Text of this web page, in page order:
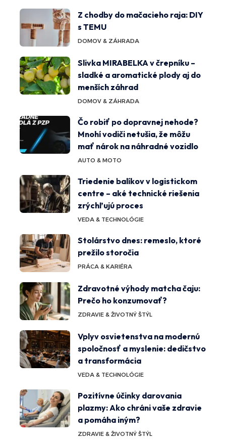
Z chodby do mačacieho raja: DIY
s TEMU
DOMOV & ZÁHRADA
Slivka MIRABELKA v črepníku –
sladké a aromatické plody aj do
menších záhrad
DOMOV & ZÁHRADA
Čo robiť po dopravnej nehode?
Mnohí vodiči netušia, že môžu
mať nárok na náhradné vozidlo
AUTO & MOTO
Triedenie balíkov v logistickom
centre – aké technické riešenia
zrýchľujú proces
VEDA & TECHNOLÓGIE
Stolárstvo dnes: remeslo, ktoré
prežilo storočia
PRÁCA & KARIÉRA
Zdravotné výhody matcha čaju:
Prečo ho konzumovať?
ZDRAVIE & ŽIVOTNÝ ŠTÝL
Vplyv osvietenstva na modernú
spoločnosť a myslenie: dedičstvo
a transformácia
VEDA & TECHNOLÓGIE
Pozitívne účinky darovania
plazmy: Ako chráni vaše zdravie
a pomáha iným?
ZDRAVIE & ŽIVOTNÝ ŠTÝL